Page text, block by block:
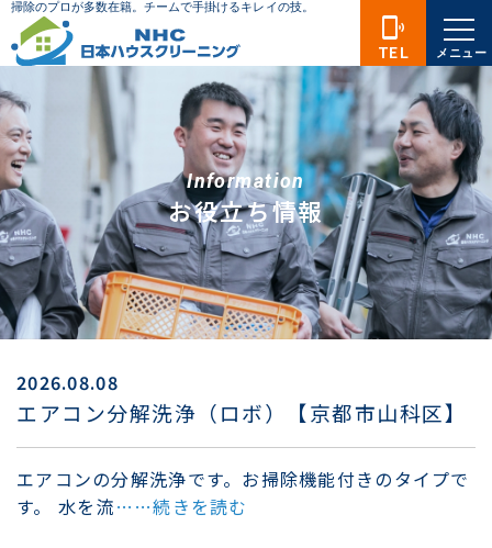
Information
お役立ち情報
2026.08.08
エアコン分解洗浄（ロボ）【京都市山科区】
エアコンの分解洗浄です。お掃除機能付きのタイプで
す。 水を流……続きを読む
phonelink_ring
TEL メニュー